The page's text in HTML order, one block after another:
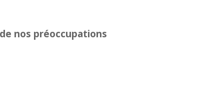
nos préoccupations